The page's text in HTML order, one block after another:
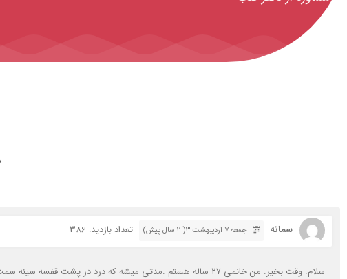
سمانه جمعه ۷ اردیبهشت ۳( 2 سال پیش) تعداد بازدید: 386
سلام. وقت بخیر. من خانمی ۲۷ ساله هستم .مدتی میشه که